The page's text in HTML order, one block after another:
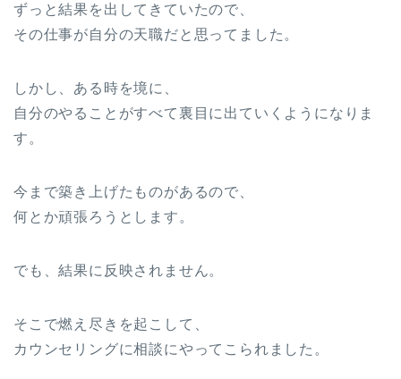
ずっと結果を出してきていたので、
その仕事が自分の天職だと思ってました。
しかし、ある時を境に、
自分のやることがすべて裏目に出ていくようになりま
す。
今まで築き上げたものがあるので、
何とか頑張ろうとします。
でも、結果に反映されません。
そこで燃え尽きを起こして、
カウンセリングに相談にやってこられました。